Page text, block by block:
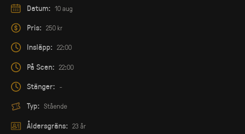
Datum: 10 aug
Pris: 250 kr
Insläpp: 22:00
På Scen: 22:00
Stänger: -
Typ: Stående
Åldersgräns: 23 år